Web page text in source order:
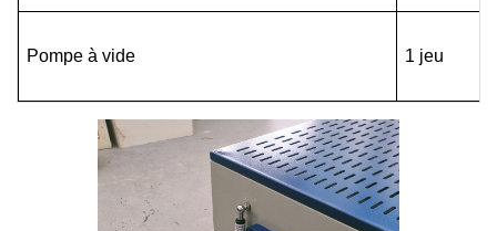
Pompe à vide 1 jeu